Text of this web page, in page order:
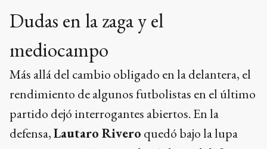
Dudas en la zaga y el
mediocampo
Más allá del cambio obligado en la delantera, el
rendimiento de algunos futbolistas en el último
partido dejó interrogantes abiertos. En la
defensa,Lautaro Rivero quedó bajo la lupa